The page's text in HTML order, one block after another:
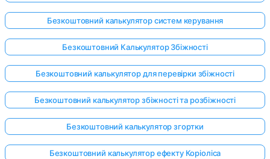
Безкоштовний калькулятор систем керування
Безкоштовний Калькулятор Збіжності
Безкоштовний калькулятор для перевірки збіжності
Безкоштовний калькулятор збіжності та розбіжності
Безкоштовний калькулятор згортки
Безкоштовний калькулятор ефекту Коріоліса